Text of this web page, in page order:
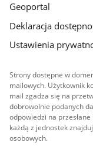
Geoportal
Deklaracja
Ustawienia
Strony dostępne w
mailowych. Użytkownik
mail zgadza się na
dobrowolnie podanych
odpowiedzi na
każdą z jednostek
osobowych.